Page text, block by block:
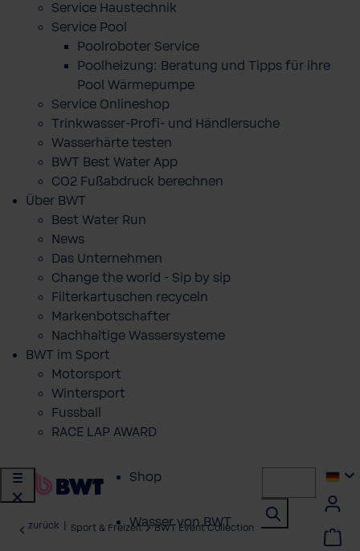
Service Haustechnik
Service Pool
Poolroboter Service
Poolheizung: Beratung und Tipps für ihre
Pool Wärmepumpe
Service Onlineshop
Trinkwasser-Profi- und Händlersuche
Wasserhärte testen
BWT Best Water App
CO2 Fußabdruck berechnen
Über BWT
Best Water Run
News
Das Unternehmen
Change the world - Sip by sip
Filterkartuschen recyceln
Markenbotschafter
Nachhaltige Wassersysteme
BWT im Sport
Motorsport
Wintersport
Fussball
RACE LAP AWARD
Shop
Wasser von BWT
zurück Sport & Freizeit BWT Event Collection